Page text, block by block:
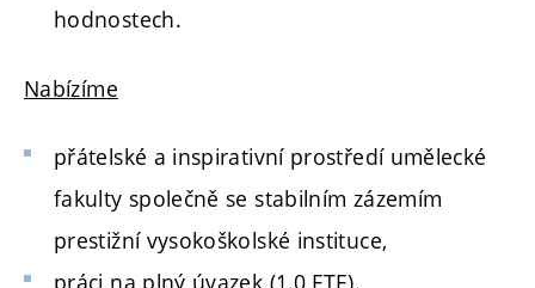
hodnostech.
Nabízíme
přátelské a inspirativní prostředí umělecké
fakulty společně se stabilním zázemím
prestižní vysokoškolské instituce,